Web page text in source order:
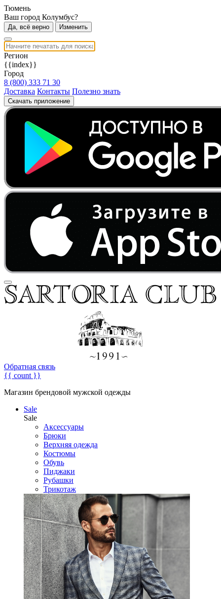
Тюмень
Ваш город Колумбус?
Да, всё верно Изменить
Регион
{{index}}
Город
8 (800) 333 71 30
Доставка Контакты Полезно знать
Скачать приложение
Обратная связь
{{ count }}
Магазин брендовой мужской одежды
Sale
Sale
Аксессуары
Брюки
Верхняя одежда
Костюмы
Обувь
Пиджаки
Рубашки
Трикотаж